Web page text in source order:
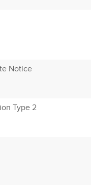
Notice
Type 2